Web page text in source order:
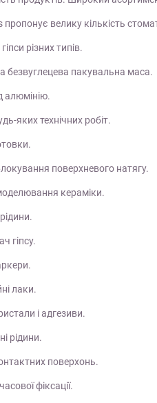
велику кількість
різних типів.
безвуглецева пакувальна маса.
алюмінію.
яких технічних робіт.
поверхневого натягу.
кераміки.
гіпсу.
лаки.
і адгезиви.
рідини.
поверхонь.
фіксації.